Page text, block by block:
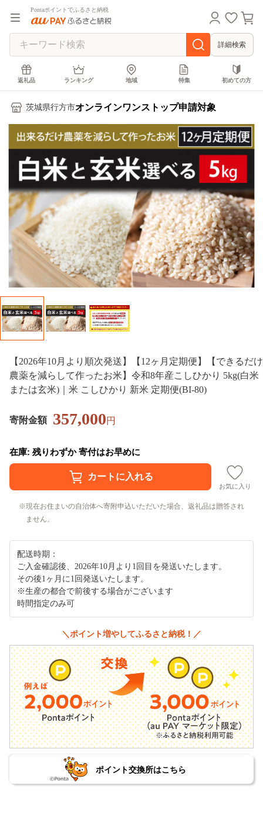
Pontaポイントでふるさと納税
詳細検索
返礼品 ランキング 地域 特集 初めての方
茨城県行方市オンラインワンストップ申請対象
【2026年10月より順次発送】【12ヶ月定期便】【できるだけ
農薬を減らして作ったお米】令和8年産こしひかり 5kg(白米
または玄米)｜米 こしひかり 新米 定期便(BI-80)
寄附金額 357,000円
在庫: 残りわずか 寄付はお早めに
お気に入り
現在お住まいの自治体へ寄附申込いただいた場合、返礼品は贈答され
ません。
配送時期：
ご入金確認後、2026年10月より1回目を発送いたします。
その後1ヶ月に1回発送いたします。
※生産の都合で前後する場合がございます
時間指定のみ可
＼ポイント増やしてふるさと納税！／
ポイント交換所はこちら